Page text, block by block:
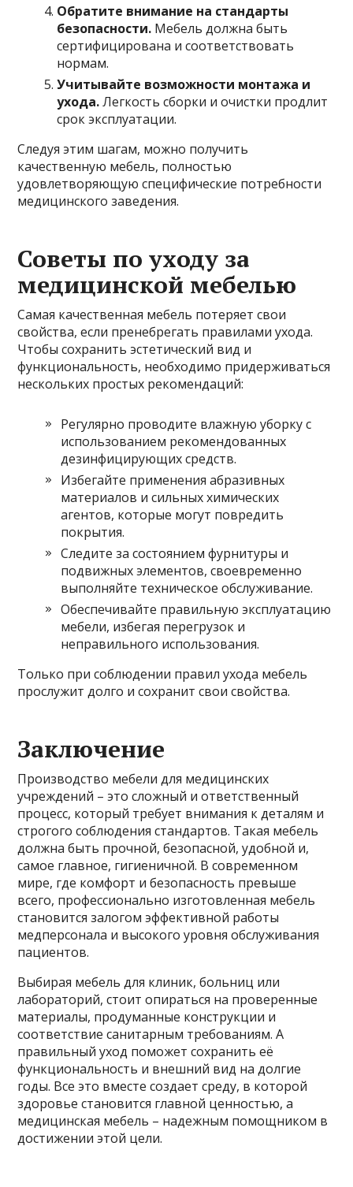
Обратите внимание на стандарты
безопасности. Мебель должна быть
сертифицирована и соответствовать
нормам.
Учитывайте возможности монтажа и
ухода.Легкость сборки и очистки продлит
срок эксплуатации.
Следуя этим шагам, можно получить
качественную мебель, полностью
удовлетворяющую специфические потребности
медицинского заведения.
Советы по уходу за
медицинской мебелью
Самая качественная мебель потеряет свои
свойства, если пренебрегать правилами ухода.
Чтобы сохранить эстетический вид и
функциональность, необходимо придерживаться
нескольких простых рекомендаций:
Регулярно проводите влажную уборку с
использованием рекомендованных
дезинфицирующих средств.
Избегайте применения абразивных
материалов и сильных химических
агентов, которые могут повредить
покрытия.
Следите за состоянием фурнитуры и
подвижных элементов, своевременно
выполняйте техническое обслуживание.
Обеспечивайте правильную эксплуатацию
мебели, избегая перегрузок и
неправильного использования.
Только при соблюдении правил ухода мебель
прослужит долго и сохранит свои свойства.
Заключение
Производство мебели для медицинских
учреждений – это сложный и ответственный
процесс, который требует внимания к деталям и
строгого соблюдения стандартов. Такая мебель
должна быть прочной, безопасной, удобной и,
самое главное, гигиеничной. В современном
мире, где комфорт и безопасность превыше
всего, профессионально изготовленная мебель
становится залогом эффективной работы
медперсонала и высокого уровня обслуживания
пациентов.
Выбирая мебель для клиник, больниц или
лабораторий, стоит опираться на проверенные
материалы, продуманные конструкции и
соответствие санитарным требованиям. А
правильный уход поможет сохранить её
функциональность и внешний вид на долгие
годы. Все это вместе создает среду, в которой
здоровье становится главной ценностью, а
медицинская мебель – надежным помощником в
достижении этой цели.